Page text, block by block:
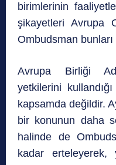
birimlerinin
şikayetleri Avrupa
Ombudsman bunları
Avrupa Birliği
yetkilerini
kapsamda değildir.
bir konunun daha
halinde de
kadar erteleyerek,